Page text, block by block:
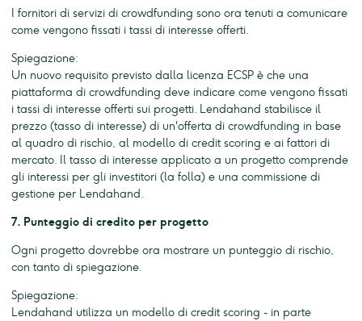
I fornitori di servizi di crowdfunding sono ora tenuti a comunicare
come vengono fissati i tassi di interesse offerti.
Spiegazione:
Un nuovo requisito previsto dalla licenza ECSP è che una
piattaforma di crowdfunding deve indicare come vengono fissati
i tassi di interesse offerti sui progetti. Lendahand stabilisce il
prezzo (tasso di interesse) di un'offerta di crowdfunding in base
al quadro di rischio, al modello di credit scoring e ai fattori di
mercato. Il tasso di interesse applicato a un progetto comprende
gli interessi per gli investitori (la folla) e una commissione di
gestione per Lendahand.
7. Punteggio di credito per progetto
Ogni progetto dovrebbe ora mostrare un punteggio di rischio,
con tanto di spiegazione.
Spiegazione:
Lendahand utilizza un modello di credit scoring - in parte